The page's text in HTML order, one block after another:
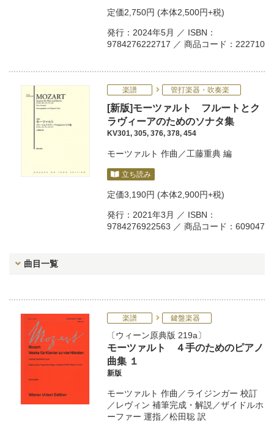
定価2,750円 (本体2,500円+税)
発行：2024年5月 ／ ISBN：
9784276222717 ／ 商品コード：222710
楽譜 管打楽器・吹奏楽
[新版]モーツァルト フルートとク
ラヴィーアのためのソナタ集
KV301, 305, 376, 378, 454
モーツァルト 作曲／工藤重典 編
立ち読み
定価3,190円 (本体2,900円+税)
発行：2021年3月 ／ ISBN：
9784276922563 ／ 商品コード：609047
曲目一覧
楽譜 鍵盤楽器
ウィーン原典版 219a
モーツァルト ４手のためのピアノ
曲集 １
新版
モーツァルト 作曲／ライジンガー 校訂
／ レヴィン 補筆完成・解説／ザイドルホ
ーファー 運指／松田聡 訳